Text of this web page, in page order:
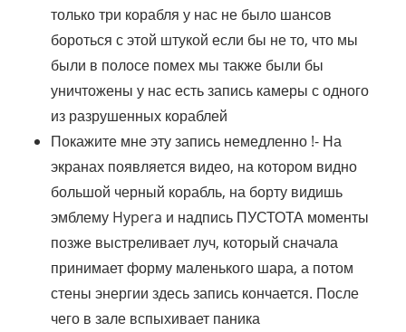
только три корабля у нас не было шансов
бороться с этой штукой если бы не то, что мы
были в полосе помех мы также были бы
уничтожены у нас есть запись камеры с одного
из разрушенных кораблей
Покажите мне эту запись немедленно !- На
экранах появляется видео, на котором видно
большой черный корабль, на борту видишь
эмблему Hypera и надпись ПУСТОТА моменты
позже выстреливает луч, который сначала
принимает форму маленького шара, а потом
стены энергии здесь запись кончается. После
чего в зале вспыхивает паника